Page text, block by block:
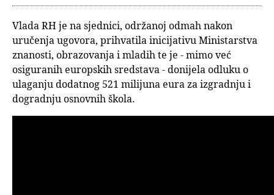
Vlada RH je na sjednici, održanoj odmah nakon
uručenja ugovora, prihvatila inicijativu Ministarstva
znanosti, obrazovanja i mladih te je - mimo već
osiguranih europskih sredstava - donijela odluku o
ulaganju dodatnog 521 milijuna eura za izgradnju i
dogradnju osnovnih škola.